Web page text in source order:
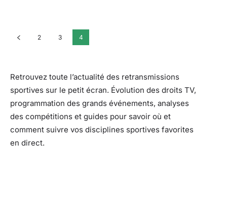
2 3 4
Retrouvez toute l’actualité des retransmissions
sportives sur le petit écran. Évolution des droits TV,
programmation des grands événements, analyses
des compétitions et guides pour savoir où et
comment suivre vos disciplines sportives favorites
en direct.